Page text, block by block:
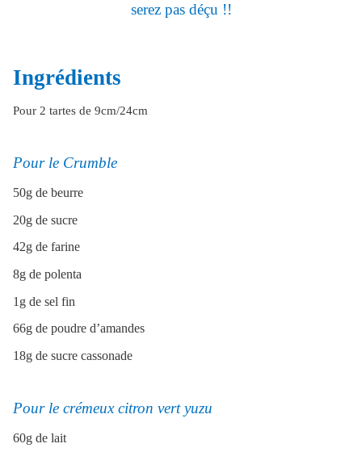
serez pas déçu !!
Ingrédients
Pour 2 tartes de 9cm/24cm
Pour le Crumble
50g de beurre
20g de sucre
42g de farine
8g de polenta
1g de sel fin
66g de poudre d’amandes
18g de sucre cassonade
Pour le crémeux citron vert yuzu
60g de lait